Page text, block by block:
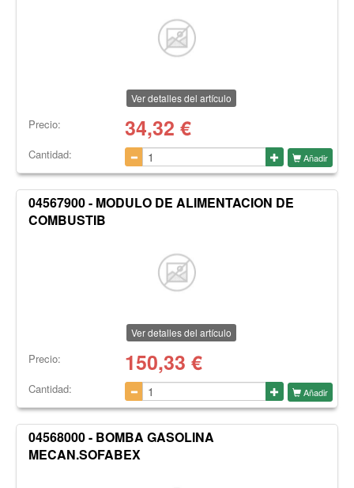
Ver detalles del artículo
Precio: 34,32 €
Cantidad: Añadir
04567900 - MODULO DE ALIMENTACION DE
COMBUSTIB
Ver detalles del artículo
Precio: 150,33 €
Cantidad: Añadir
04568000 - BOMBA GASOLINA
MECAN.SOFABEX